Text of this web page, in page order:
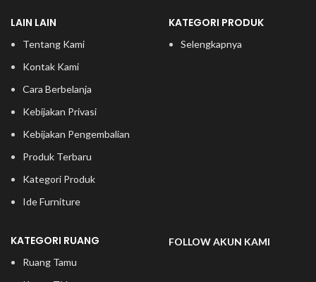
LAIN LAIN
Tentang Kami
Kontak Kami
Cara Berbelanja
Kebijakan Privasi
Kebijakan Pengembalian
Produk Terbaru
Kategori Produk
Ide Furniture
KATEGORI PRODUK
Selengkapnya
KATEGORI RUANG
Ruang Tamu
FOLLOW AKUN KAMI